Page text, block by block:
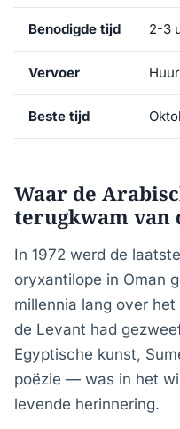
Benodigde tijd 2-3
Vervoer
Beste tijd
Waar de
terugkwam van
In 1972 werd de
oryxantilope in Oman
millennia lang over
de Levant had
Egyptische kunst,
poëzie — was in het
levende herinnering.